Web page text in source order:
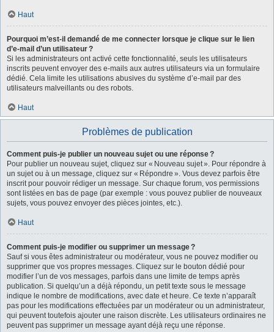
Haut
Pourquoi m’est-il demandé de me connecter lorsque je clique sur le lien
d’e-mail d’un utilisateur ?
Si les administrateurs ont activé cette fonctionnalité, seuls les utilisateurs
inscrits peuvent envoyer des e-mails aux autres utilisateurs via un formulaire
dédié. Cela limite les utilisations abusives du système d’e-mail par des
utilisateurs malveillants ou des robots.
Haut
Problèmes de publication
Comment puis-je publier un nouveau sujet ou une réponse ?
Pour publier un nouveau sujet, cliquez sur « Nouveau sujet ». Pour répondre à
un sujet ou à un message, cliquez sur « Répondre ». Vous devez parfois être
inscrit pour pouvoir rédiger un message. Sur chaque forum, vos permissions
sont listées en bas de page (par exemple : vous pouvez publier de nouveaux
sujets, vous pouvez envoyer des pièces jointes, etc.).
Haut
Comment puis-je modifier ou supprimer un message ?
Sauf si vous êtes administrateur ou modérateur, vous ne pouvez modifier ou
supprimer que vos propres messages. Cliquez sur le bouton dédié pour
modifier l’un de vos messages, parfois dans une limite de temps après
publication. Si quelqu’un a déjà répondu, un petit texte sous le message
indique le nombre de modifications, avec date et heure. Ce texte n’apparaît
pas pour les modifications effectuées par un modérateur ou un administrateur,
qui peuvent toutefois ajouter une raison discrète. Les utilisateurs ordinaires ne
peuvent pas supprimer un message ayant déjà reçu une réponse.